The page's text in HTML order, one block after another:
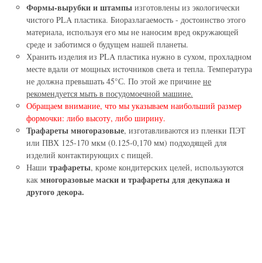
Формы-вырубки и штампы изготовлены из экологически
чистого PLA пластика. Биоразлагаемость - достоинство этого
материала, используя его мы не наносим вред окружающей
среде и заботимся о будущем нашей планеты.
Хранить изделия из PLA пластика нужно в сухом, прохладном
месте вдали от мощных источников света и тепла. Температура
не должна превышать 45°С. По этой же причине не
рекомендуется мыть в посудомоечной машине.
Обращаем внимание, что мы указываем наибольший размер
формочки: либо высоту, либо ширину.
Трафареты многоразовые, изготавливаются из пленки ПЭТ
или ПВХ 125-170 мкм (0.125-0,170 мм) подходящей для
изделий контактирующих с пищей.
Наши трафареты, кроме кондитерских целей, используются
как многоразовые маски и трафареты для декупажа и
другого декора.